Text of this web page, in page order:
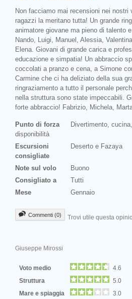
Non facciamo mai recensioni nei nostri
ragazzi la meritano tutta! Un grande
animatore giovane ma pieno di talento
Nando, Luigi, Manuel, Alessia,
Elena. Giovani di grande carica e
educazione e simpatia! Un abbraccio
coccolati a pranzo e cena, a Simone
Carmine che ci ha deliziato della sua
ringraziamento a tutto il personale
nella struttura sono state impeccabili.
forte abbraccio! Fabrizio, Michela,
Punto di forza
Divertimento,
disponibilità
Escursioni
consigliate
Deserto e Fazaya
Note sul volo
Buono
Consigliato a
Tutti
Mese
Gennaio
Commenti (0) Trovi utile questa
Giuseppe Mirossi
Voto medio
4.6
Struttura
5.0
Mare e spiaggia
3.0